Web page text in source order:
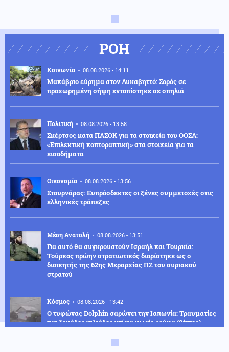
ΡΟΗ
Κοινωνία 08.08.2026 - 14:11
Μακάβριο εύρημα στον Λυκαβηττό: Σορός σε
προχωρημένη σήψη εντοπίστηκε σε σπηλιά
Πολιτική 08.08.2026 - 13:58
Σκέρτσος κατα ΠΑΣΟΚ για τα στοιχεία του ΟΟΣΑ:
«Επιλεκτική κοπτοραπτική» στα στοιχεία για τα
εισοδήματα
Οικονομία 08.08.2026 - 13:56
Στουρνάρας: Ευπρόσδεκτες οι ξένες συμμετοχές στις
ελληνικές τράπεζες
Μέση Ανατολή 08.08.2026 - 13:51
Για αυτό θα συγκρουστούν Ισραήλ και Τουρκία:
Τούρκος πρώην στρατιωτικός διορίστηκε ως ο
διοικητής της 62ης Μεραρχίας ΠΖ του συριακού
στρατού
Κόσμος 08.08.2026 - 13:42
Ο τυφώνας Dolphin σαρώνει την Ιαπωνία: Τραυματίες
και δεκάδες χιλιάδες κτίρια χωρίς ρεύμα (βίντεο)